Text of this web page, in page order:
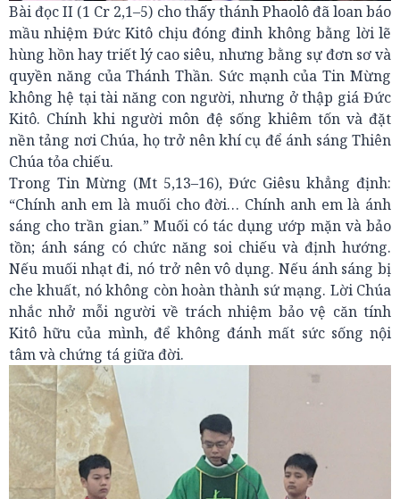
Bài đọc II (1 Cr 2,1–5) cho thấy thánh Phaolô đã loan báo
mầu nhiệm Đức Kitô chịu đóng đinh không bằng lời lẽ
hùng hồn hay triết lý cao siêu, nhưng bằng sự đơn sơ và
quyền năng của Thánh Thần. Sức mạnh của Tin Mừng
không hệ tại tài năng con người, nhưng ở thập giá Đức
Kitô. Chính khi người môn đệ sống khiêm tốn và đặt
nền tảng nơi Chúa, họ trở nên khí cụ để ánh sáng Thiên
Chúa tỏa chiếu.
Trong Tin Mừng (Mt 5,13–16), Đức Giêsu khẳng định:
“Chính anh em là muối cho đời… Chính anh em là ánh
sáng cho trần gian.” Muối có tác dụng ướp mặn và bảo
tồn; ánh sáng có chức năng soi chiếu và định hướng.
Nếu muối nhạt đi, nó trở nên vô dụng. Nếu ánh sáng bị
che khuất, nó không còn hoàn thành sứ mạng. Lời Chúa
nhắc nhở mỗi người về trách nhiệm bảo vệ căn tính
Kitô hữu của mình, để không đánh mất sức sống nội
tâm và chứng tá giữa đời.